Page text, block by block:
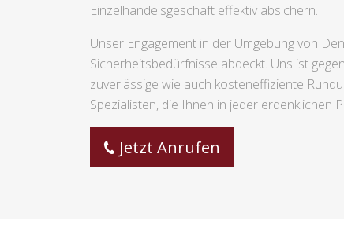
Einzelhandelsgeschäft effektiv absichern.
Unser Engagement in der Umgebung von
Sicherheitsbedürfnisse abdeckt. Uns ist
zuverlässige wie auch kosteneffiziente
Spezialisten, die Ihnen in jeder erdenklichen
Jetzt Anrufen